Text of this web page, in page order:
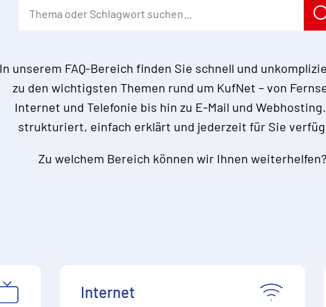
In unserem FAQ-Bereich finden Sie schnell und
zu den wichtigsten Themen rund um KufNet – von
Internet und Telefonie bis hin zu E-Mail und
strukturiert, einfach erklärt und jederzeit für Sie
Zu welchem Bereich können wir Ihnen weiterhelfen?
Internet